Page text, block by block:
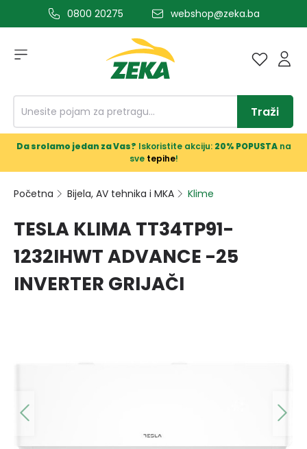
glavni sadržaj0800 20275 webshop@zeka.ba
Traži
Da srolamo jedan za Vas? Iskoristite akciju: 20% POPUSTAna
sve tepihe!
Početna Bijela, AV tehnika i MKA Klime
TESLA KLIMA TT34TP91-
1232IHWT ADVANCE -25
INVERTER GRIJAČI